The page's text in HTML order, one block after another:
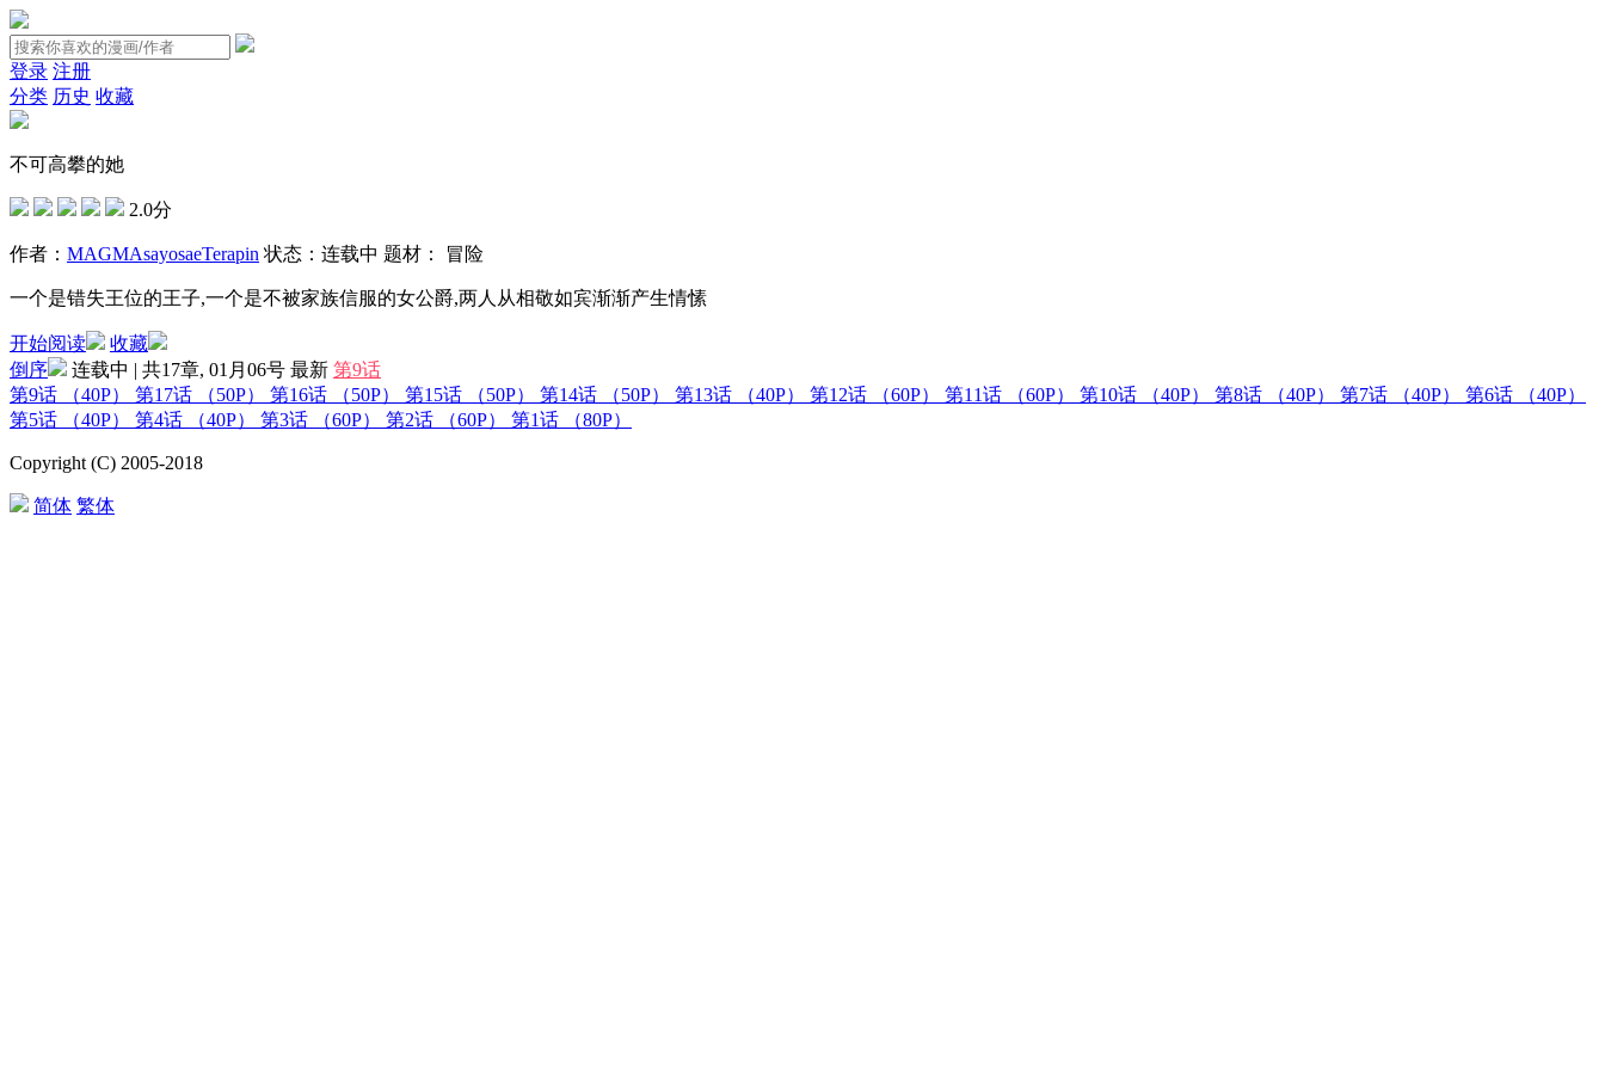
登录 注册
分类 历史 收藏
不可高攀的她
2.0分
作者： MAGMAsayosaeTerapin 状态： 连载中 题材： 冒险
一个是错失王位的王子,一个是不被家族信服的女公爵,两人从相敬如宾渐渐产生情愫
开始阅读
收藏
倒序
连载中 | 共17章, 01月06号 最新 第9话
第9话
（40P） 第17话 （50P） 第16话 （50P） 第15话 （50P） 第14话 （50P） 第13话 （40P） 第12话 （60P） 第11话 （60P） 第10话 （40P） 第8话 （40P） 第7话 （40P） 第6话
（40P）
第5话
（40P） 第4话 （40P） 第3话 （60P） 第2话 （60P） 第1话 （80P）
Copyright (C) 2005-2018
简体 繁体